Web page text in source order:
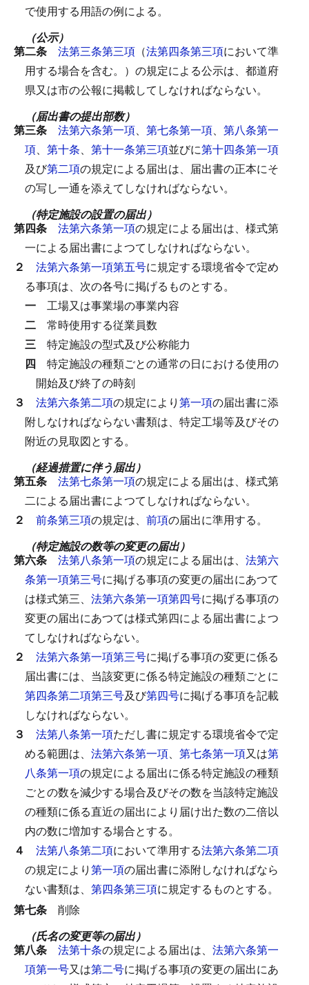
で使用する用語の例による。
（公示）
第二条 法第三条第三項 （法第四条第三項において準
用する場合を含む。）の規定による公示は、都道府
県又は市の公報に掲載してしなければならない。
（届出書の提出部数）
第三条 法第六条第一項、 第七条第一項、 第八条第一
項、 第十条、 第十一条第三項並びに第十四条第一項
及び第二項の規定による届出は、届出書の正本にそ
の写し一通を添えてしなければならない。
（特定施設の設置の届出）
第四条 法第六条第一項の規定による届出は、様式第
一による届出書によつてしなければならない。
２ 法第六条第一項第五号に規定する環境省令で定め
る事項は、次の各号に掲げるものとする。
一 工場又は事業場の事業内容
二 常時使用する従業員数
三 特定施設の型式及び公称能力
四 特定施設の種類ごとの通常の日における使用の
開始及び終了の時刻
３ 法第六条第二項の規定により第一項の届出書に添
附しなければならない書類は、特定工場等及びその
附近の見取図とする。
（経過措置に伴う届出）
第五条 法第七条第一項の規定による届出は、様式第
二による届出書によつてしなければならない。
２ 前条第三項の規定は、 前項の届出に準用する。
（特定施設の数等の変更の届出）
第六条 法第八条第一項の規定による届出は、 法第六
条第一項第三号に掲げる事項の変更の届出にあつて
は様式第三、 法第六条第一項第四号に掲げる事項の
変更の届出にあつては様式第四による届出書によつ
てしなければならない。
２ 法第六条第一項第三号に掲げる事項の変更に係る
届出書には、当該変更に係る特定施設の種類ごとに
第四条第二項第三号及び第四号に掲げる事項を記載
しなければならない。
３ 法第八条第一項ただし書に規定する環境省令で定
める範囲は、 法第六条第一項、 第七条第一項又は第
八条第一項の規定による届出に係る特定施設の種類
ごとの数を減少する場合及びその数を当該特定施設
の種類に係る直近の届出により届け出た数の二倍以
内の数に増加する場合とする。
４ 法第八条第二項において準用する法第六条第二項
の規定により第一項の届出書に添附しなければなら
ない書類は、 第四条第三項に規定するものとする。
第七条 削除
（氏名の変更等の届出）
第八条 法第十条の規定による届出は、 法第六条第一
項第一号又は第二号に掲げる事項の変更の届出にあ